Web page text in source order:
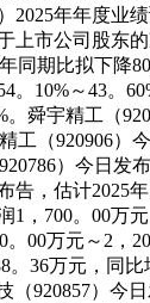
2025年年度业
市公司股东的
同期比拟下降
。10%～43。
舜宇精工（
工（920906）
）今日发
告，估计2025
，700。00万
00万元～2，
36万元，同
920857）今